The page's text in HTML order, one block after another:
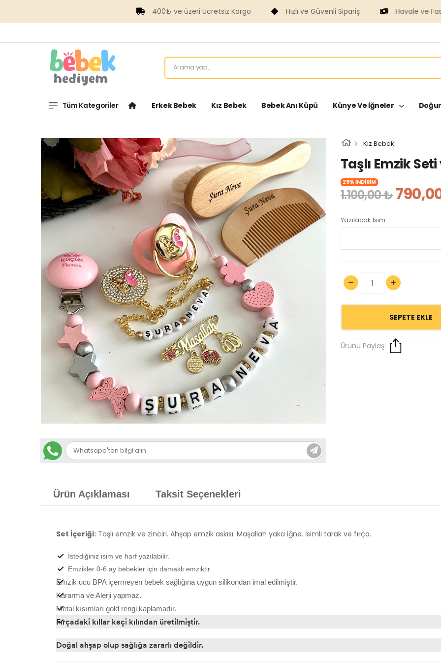
400₺ ve üzeri Ücretsiz Kargo Hızlı ve Güvenli Sipariş Havale ve Fast ile
Tüm Kategoriler Erkek Bebek Kız Bebek Bebek Anı Küpü Künye Ve İğneler
Kız Bebek
Taşlı Emzik
29% İNDİRİM
1.100,00 ₺
Yazılacak İsim
SEPETE EKLE
Ürünü Paylaş:
Ürün Açıklaması Taksit Seçenekleri
Set İçeriği: Taşlı emzik ve zinciri. Ahşap emzik askısı. Maşallah yaka iğne. İsimli tarak ve fırça.
İstediğiniz isim ve harf yazılabilir.
Emzikler 0-6 ay bebekler için damaklı emziktir.
Emzik ucu BPA içermeyen bebek sağlığına uygun silikondan imal edilmiştir.
Kararma ve Alerji yapmaz.
Metal kısımları gold rengi kaplamadır.
Fırçadaki kıllar keçi kılından üretilmiştir.
Doğal ahşap olup sağlığa zararlı değildir.